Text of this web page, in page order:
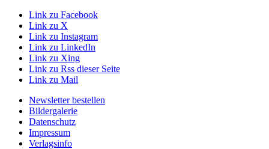
Link zu Facebook
Link zu X
Link zu Instagram
Link zu LinkedIn
Link zu Xing
Link zu Rss dieser Seite
Link zu Mail
Newsletter bestellen
Bildergalerie
Datenschutz
Impressum
Verlagsinfo